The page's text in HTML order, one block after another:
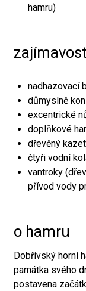
hamru)
nadhazovací
důmyslně
excentrické
doplňkové
dřevěný
čtyři vodní
vantroky
přívod vody
o hamru
Dobřívský horní
památka svého
postavena